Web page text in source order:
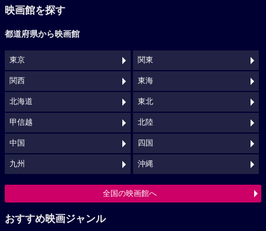
映画館を探す
都道府県から映画館
東京 関東
関西 東海
北海道 東北
甲信越 北陸
中国 四国
九州 沖縄
全国の映画館へ
おすすめ映画ジャンル